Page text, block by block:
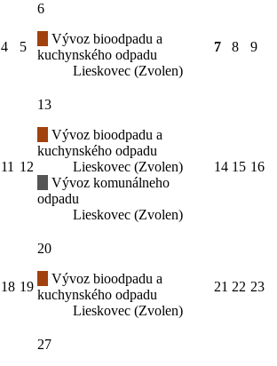
4 5
6
Vývoz bioodpadu a
kuchynského odpadu
Lieskovec (Zvolen)
7 8 9
11 12
13
Vývoz bioodpadu a
kuchynského odpadu
Lieskovec (Zvolen)
Vývoz komunálneho
odpadu
Lieskovec (Zvolen)
14 15 16
18 19
20
Vývoz bioodpadu a
kuchynského odpadu
Lieskovec (Zvolen)
21 22 23
27